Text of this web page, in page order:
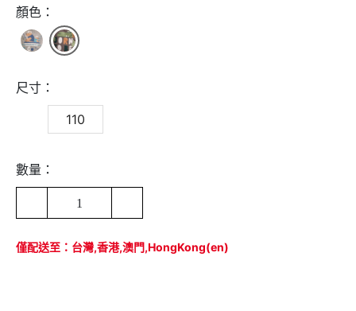
顏色：
尺寸：
110
數量：
1
僅配送至：台灣,香港,澳門,HongKong(en)